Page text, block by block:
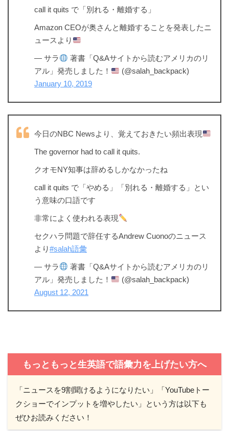
call it quits で「別れる・離婚する」
Amazon CEOが奥さんと離婚することを発表したニ
ュースより
— サラ
著書「Q&Aサイトから読むアメリカのリ
アル」発売しました！
(@salah_backpack)
January 10, 2019
今日のNBC Newsより、覚えておきたい頻出表現
The governor had to call it quits.
クオモNY知事は辞めるしかなかったね
call it quits で「やめる」「別れる・離婚する」とい
う意味の口語です
非常によく使われる表現
セクハラ問題で辞任するAndrew Cuonoのニュース
より#salah語彙
— サラ
著書「Q&Aサイトから読むアメリカのリ
アル」発売しました！
(@salah_backpack)
August 12, 2021
もっともっと生英語で語彙力を上げたい方へ
「ニュースを9割聞けるようになりたい」「YouTubeトー
クショーでインプットを増やしたい」という方は以下も
ぜひお読みください！